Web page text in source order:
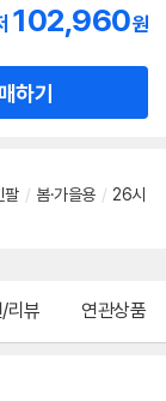
102,960원
하기
팔 / 봄·가을용 / 26시
리뷰 연관상품